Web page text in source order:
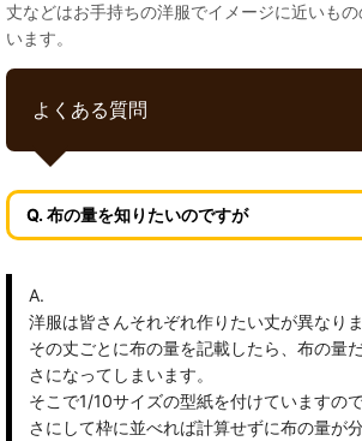
丈などはお手持ちの洋服でイメージに近いも
います。
よくある質問
Q. 布の量を知りたいのですが
A.
洋服は皆さんそれぞれ作りたい丈が異なりま
その丈ごとに布の量を記載したら、布の量
さになってしまいます。
そこで1/10サイズの型紙を付けていますの
さにして枠に並べれば計算せずに布の量が